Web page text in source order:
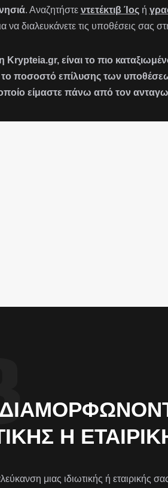
. Αναζητήστε ντετέκτιβ Ίοςή
να διαλευκάνετε τις υποθέσεις σας
Krypteia.gr, είναι το πιο
ποσοστό επίλυσης των
είμαστε πάνω από τον
Η
μιας ιδιωτικής ή εταιρικής